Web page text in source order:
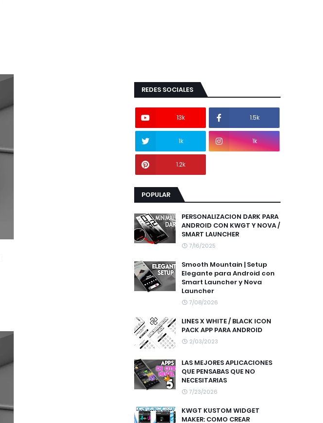
REDES SOCIALES
13k 1.5k
1k 1k
1.2k
POPULAR
PERSONALIZACION DARK PARA
ANDROID CON KWGT Y NOVA /
SMART LAUNCHER
7/16/2025
Smooth Mountain | Setup
Elegante para Android con
Smart Launcher y Nova
Launcher
7/08/2026
LINES X WHITE / BLACK ICON
PACK APP PARA ANDROID
2/03/2023
LAS MEJORES APLICACIONES
QUE PENSABAS QUE NO
NECESITARIAS
7/23/2026
KWGT KUSTOM WIDGET
MAKER: COMO CREAR